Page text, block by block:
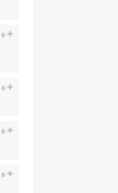
0
0
0
0